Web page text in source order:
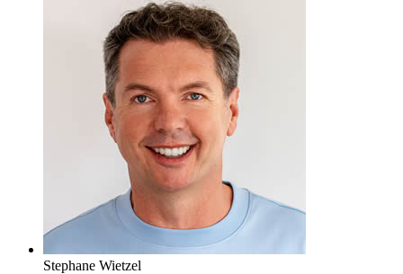
Stephane Wietzel